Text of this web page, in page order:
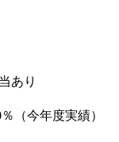
あり
（今年度実績）